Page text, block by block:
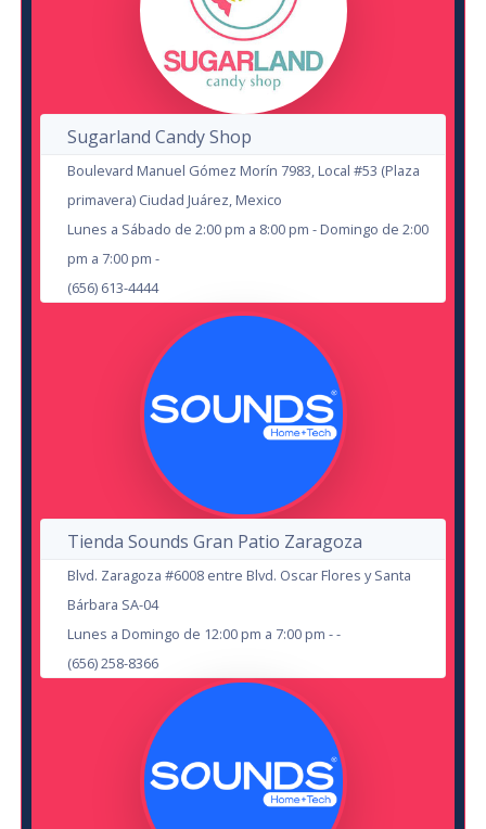
9
AUG
Los Surfistas del Sistema
en Chihuahua
14
AUG
Isabel Fernandez
HUB Corner Sport
11
SEP
Brayan Soto "Pinocho" VS Mario
Abad
en Chihuahua
Arena Corner Sport
18
SEP
Leyendas Legendarias
Auditorio Benito Juárez
19
SEP
Zenon y Sus Amigos
en Delicias
Teatro de la Ciudad Delicias
3
Sugarland Candy Shop
Boulevard Manuel Gómez Morín 7983, Local #53 (Plaza
primavera) Ciudad Juárez, Mexico
Lunes a Sábado de 2:00 pm a 8:00 pm - Domingo de 2:00
pm a 7:00 pm -
(656) 613-4444
Tienda Sounds Gran Patio Zaragoza
Blvd. Zaragoza #6008 entre Blvd. Oscar Flores y Santa
Bárbara SA-04
Lunes a Domingo de 12:00 pm a 7:00 pm - -
(656) 258-8366